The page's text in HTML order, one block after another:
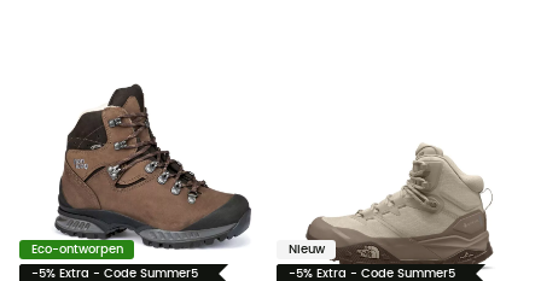
Eco-ontworpen
-5% Extra - Code Summer5
Nieuw
-5% Extra - Code Summer5